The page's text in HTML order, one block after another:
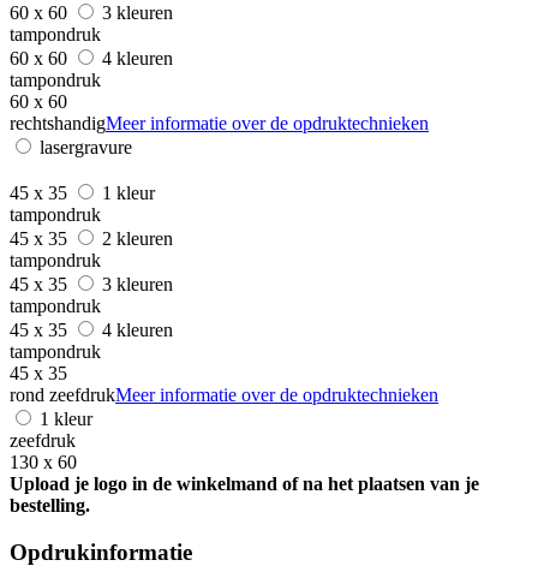
60 x 60
3 kleuren
tampondruk
60 x 60
4 kleuren
tampondruk
60 x 60
rechtshandigMeer informatie over de opdruktechnieken
lasergravure
45 x 35
1 kleur
tampondruk
45 x 35
2 kleuren
tampondruk
45 x 35
3 kleuren
tampondruk
45 x 35
4 kleuren
tampondruk
45 x 35
rond zeefdrukMeer informatie over de opdruktechnieken
1 kleur
zeefdruk
130 x 60
Upload je logo in de winkelmand of na het plaatsen van je
bestelling.
Opdrukinformatie